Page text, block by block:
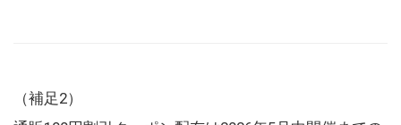
（補足2）